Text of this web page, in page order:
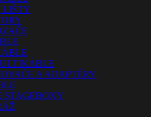
LIŠTY
A ADAPTÉRY
STAGEBOXY